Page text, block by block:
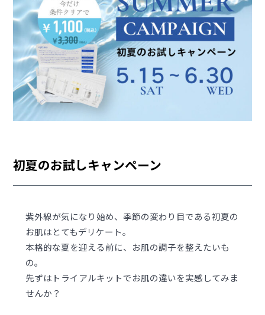
初夏のお試しキャンペーン
紫外線が気になり始め、季節の変わり目である初夏の
お肌はとてもデリケート。
本格的な夏を迎える前に、お肌の調子を整えたいも
の。
先ずはトライアルキットでお肌の違いを実感してみま
せんか？